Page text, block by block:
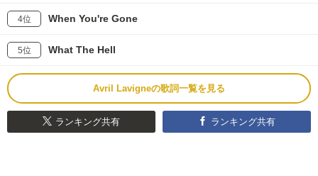
4位 When You're Gone
5位 What The Hell
Avril Lavigneの歌詞一覧を見る
ランキング共有 ランキング共有